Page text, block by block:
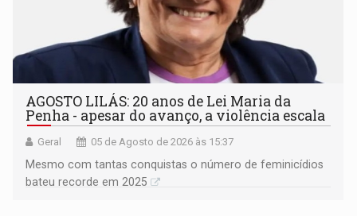
AGOSTO LILÁS: 20 anos de Lei Maria da
Penha - apesar do avanço, a violência escala
Geral 05 de Agosto de 2026 às 15:37
Mesmo com tantas conquistas o número de feminicídios
bateu recorde em 2025